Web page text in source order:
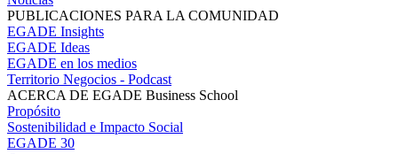
PUBLICACIONES PARA LA COMUNIDAD
EGADE Insights
EGADE Ideas
EGADE en los medios
Territorio Negocios - Podcast
ACERCA DE EGADE Business School
Propósito
Sostenibilidad e Impacto Social
EGADE 30